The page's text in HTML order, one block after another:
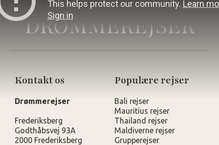
DRØMMEREJSER
Kontakt os
Drømmerejser
Frederiksberg
Godthåbsvej 93A
2000 Frederiksberg
Populære rejser
Bali rejser
Mauritius rejser
Thailand rejser
Maldiverne rejser
Grupperejser